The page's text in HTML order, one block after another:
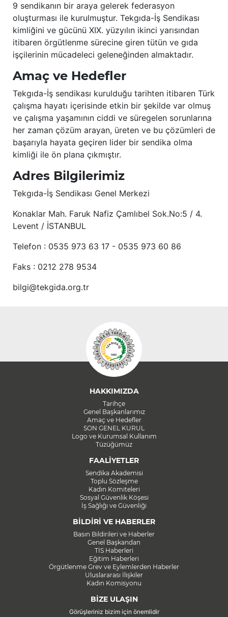
9 sendikanın bir araya gelerek federasyon
oluşturması ile kurulmuştur. Tekgıda-İş Sendikası
kimliğini ve gücünü XIX. yüzyılın ikinci yarısından
itibaren örgütlenme sürecine giren tütün ve gıda
işçilerinin mücadeleci geleneğinden almaktadır.
Amaç ve Hedefler
Tekgıda-İş sendikası kurulduğu tarihten itibaren Türk
çalışma hayatı içerisinde etkin bir şekilde var olmuş
ve çalışma yaşamının ciddi ve süregelen sorunlarına
her zaman çözüm arayan, üreten ve bu çözümleri de
başarıyla hayata geçiren lider bir sendika olma
kimliği ile ön plana çıkmıştır.
Adres Bilgilerimiz
Tekgıda-İş Sendikası Genel Merkezi
Konaklar Mah. Faruk Nafiz Çamlıbel Sok.No:5 / 4.
Levent / İSTANBUL
Telefon : 0535 973 63 17 - 0535 973 60 86
Faks : 0212 278 9534
bilgi@tekgida.org.tr
HAKKIMIZDA
Tarihçe
Genel Başkanlarımız
Amaç ve Hedefler
SON GENEL KURUL
Logo ve Kurumsal Kullanım
Tüzüğümüz
FAALİYETLER
Sendika Akademisi
Toplu Sözleşme
Kadın Komiteleri
Sosyal Güvenlik Köşesi
İş Sağlığı ve Güvenliği
BİLDİRİ VE HABERLER
Basın Bildirileri ve Haberler
Genel Başkandan
TİS Haberleri
Eğitim Haberleri
Örgütlenme Grev ve Eylemlerden Haberler
Uluslararası İlişkiler
Kadın Komisyonu
BİZE ULAŞIN
Görüşleriniz bizim için önemlidir